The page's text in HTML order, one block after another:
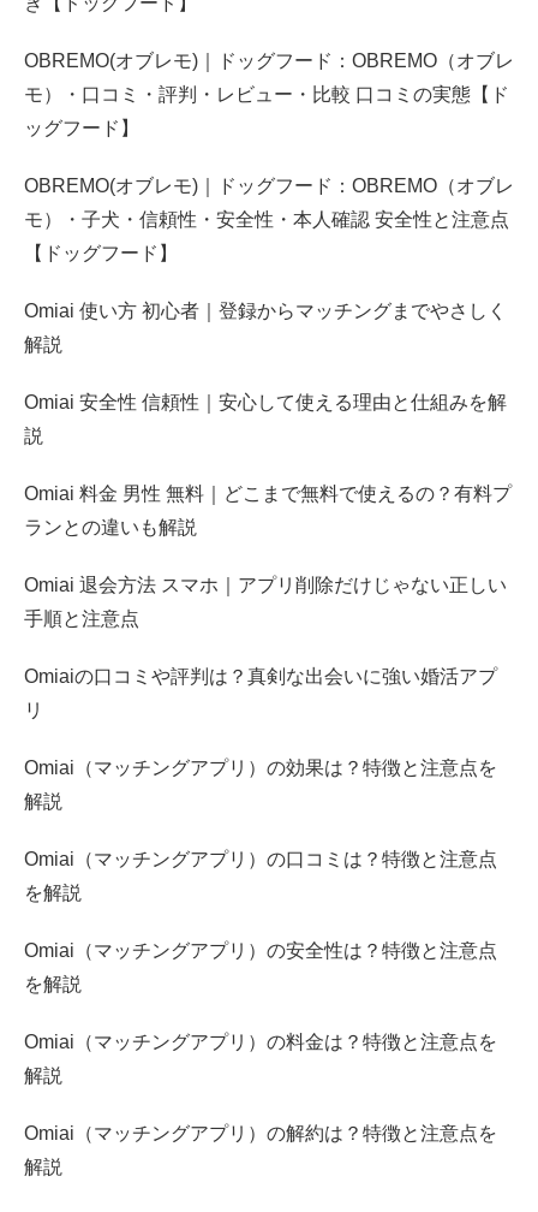
OBREMO(オブレモ)｜ドッグフード：OBREMO（オブレ
モ）・口コミ・評判・レビュー・比較 口コミの実態【ド
ッグフード】
OBREMO(オブレモ)｜ドッグフード：OBREMO（オブレ
モ）・子犬・信頼性・安全性・本人確認 安全性と注意点
【ドッグフード】
Omiai 使い方 初心者｜登録からマッチングまでやさしく
解説
Omiai 安全性 信頼性｜安心して使える理由と仕組みを解
説
Omiai 料金 男性 無料｜どこまで無料で使えるの？有料プ
ランとの違いも解説
Omiai 退会方法 スマホ｜アプリ削除だけじゃない正しい
手順と注意点
Omiaiの口コミや評判は？真剣な出会いに強い婚活アプ
リ
Omiai（マッチングアプリ）の効果は？特徴と注意点を
解説
Omiai（マッチングアプリ）の口コミは？特徴と注意点
を解説
Omiai（マッチングアプリ）の安全性は？特徴と注意点
を解説
Omiai（マッチングアプリ）の料金は？特徴と注意点を
解説
Omiai（マッチングアプリ）の解約は？特徴と注意点を
解説